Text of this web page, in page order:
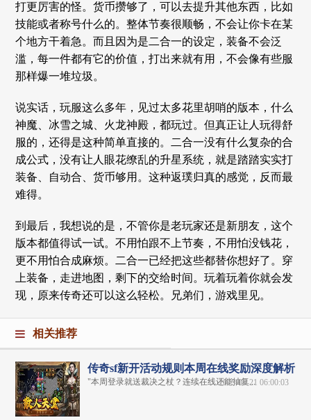
打更厉害的怪。货币攒够了，可以去提升其他东西，比如
技能或者称号什么的。整体节奏很顺畅，不会让你卡在某
个地方干着急。而且因为是二合一的设定，装备不会泛
滥，每一件都有它的价值，打出来就有用，不会像有些服
那样爆一堆垃圾。
说实话，玩服这么多年，见过太多花里胡哨的版本，什么
神魔、冰雪之城、火龙神殿，都玩过。但真正让人玩得舒
服的，还得是这种简单直接的。二合一没有什么复杂的合
成公式，没有让人眼花缭乱的升星系统，就是踏踏实实打
装备、自动合、货币够用。这种返璞归真的感觉，反而最
难得。
到最后，我想说的是，不管你是老玩家还是新朋友，这个
版本都值得试一试。不用怕跟不上节奏，不用怕没钱花，
更不用怕合成麻烦。二合一已经把这些都替你想好了。穿
上装备，走进地图，剩下的交给时间。玩着玩着你就会发
现，原来传奇还可以这么轻松。兄弟们，游戏里见。
相关推荐
传奇sf新开活动规则本周在线奖励深度解析
"本周登录就送裁决之杖？连续在线还能抽复...
2025-06-21 06:00:03